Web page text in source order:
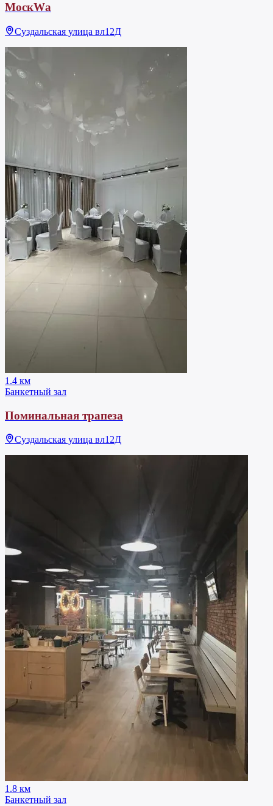
МоскWа
Суздальская улица вл12Д
1.4 км
Банкетный зал
Поминальная трапеза
Суздальская улица вл12Д
1.8 км
Банкетный зал